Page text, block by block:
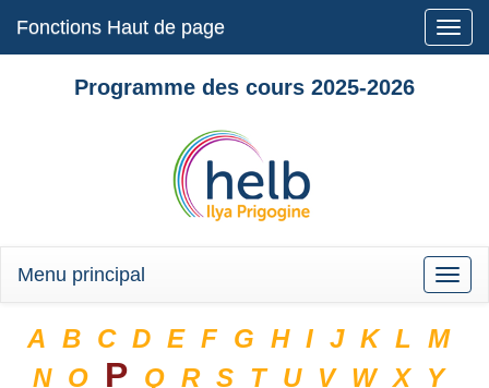
Toggle
Fonctions Haut de page
Programme des cours 2025-2026
Toggle
Menu principal
A B C D E F G H I J K L M
N
O P Q R S T U V W X
Y